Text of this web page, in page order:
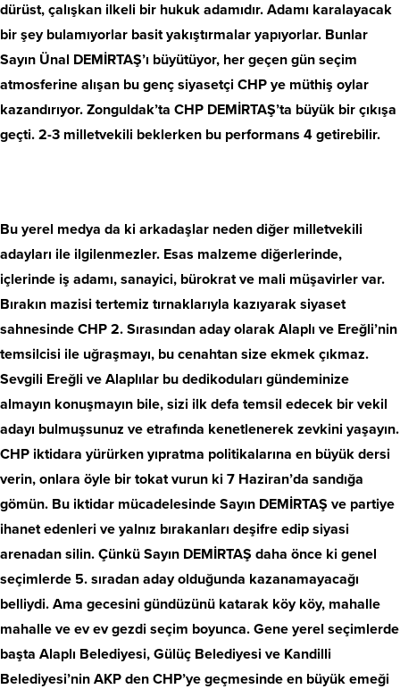
dürüst, çalışkan ilkeli bir hukuk adamıdır. Adamı karalayacak
bir şey bulamıyorlar basit yakıştırmalar yapıyorlar. Bunlar
Sayın Ünal DEMİRTAŞ’ı büyütüyor, her geçen gün seçim
atmosferine alışan bu genç siyasetçi CHP ye müthiş oylar
kazandırıyor. Zonguldak’ta CHP DEMİRTAŞ’ta büyük bir çıkışa
geçti. 2-3 milletvekili beklerken bu performans 4 getirebilir.
Bu yerel medya da ki arkadaşlar neden diğer milletvekili
adayları ile ilgilenmezler. Esas malzeme diğerlerinde,
içlerinde iş adamı, sanayici, bürokrat ve mali müşavirler var.
Bırakın mazisi tertemiz tırnaklarıyla kazıyarak siyaset
sahnesinde CHP 2. Sırasından aday olarak Alaplı ve Ereğli’nin
temsilcisi ile uğraşmayı, bu cenahtan size ekmek çıkmaz.
Sevgili Ereğli ve Alaplılar bu dedikoduları gündeminize
almayın konuşmayın bile, sizi ilk defa temsil edecek bir vekil
adayı bulmuşsunuz ve etrafında kenetlenerek zevkini yaşayın.
CHP iktidara yürürken yıpratma politikalarına en büyük dersi
verin, onlara öyle bir tokat vurun ki 7 Haziran’da sandığa
gömün. Bu iktidar mücadelesinde Sayın DEMİRTAŞ ve partiye
ihanet edenleri ve yalnız bırakanları deşifre edip siyasi
arenadan silin. Çünkü Sayın DEMİRTAŞ daha önce ki genel
seçimlerde 5. sıradan aday olduğunda kazanamayacağı
belliydi. Ama gecesini gündüzünü katarak köy köy, mahalle
mahalle ve ev ev gezdi seçim boyunca. Gene yerel seçimlerde
başta Alaplı Belediyesi, Gülüç Belediyesi ve Kandilli
Belediyesi’nin AKP den CHP’ye geçmesinde en büyük emeği